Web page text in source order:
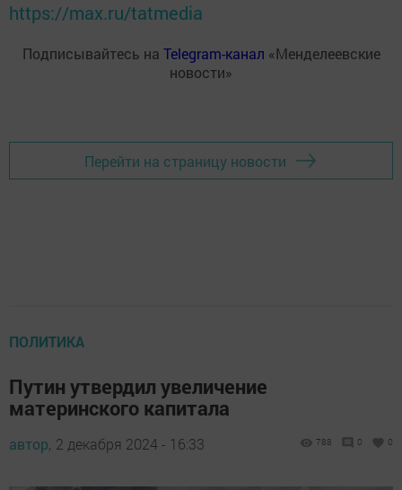
https://max.ru/tatmedia
Подписывайтесь на Telegram-канал «Менделеевские
новости»
Перейти на страницу новости
ПОЛИТИКА
Путин утвердил увеличение
материнского капитала
автор, 2 декабря 2024 - 16:33 788 0 0